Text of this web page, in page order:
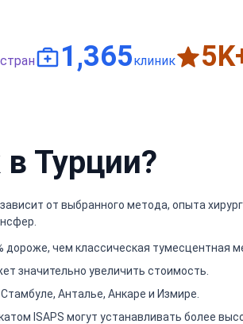
стран 1,500клиник 6
Турции?
от выбранного метода, опыта
дороже, чем классическая тумесцентная
значительно увеличить стоимость.
Анталье, Анкаре и Измире.
ISAPS могут устанавливать более